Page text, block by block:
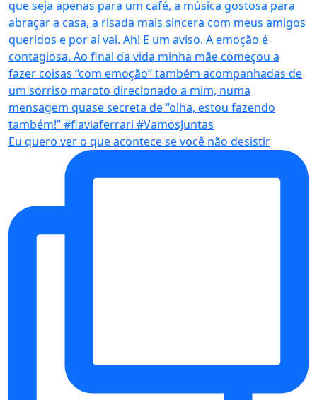
Eu quero ver o que acontece se você não desistir